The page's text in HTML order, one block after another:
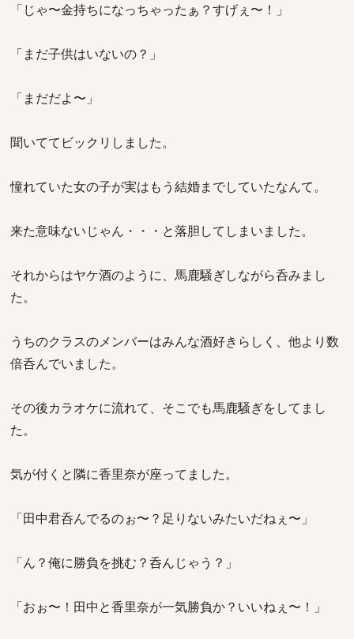
「じゃ〜金持ちになっちゃったぁ？すげぇ〜！」
「まだ子供はいないの？」
「まだだよ〜」
聞いててビックリしました。
憧れていた女の子が実はもう結婚までしていたなんて。
来た意味ないじゃん・・・と落胆してしまいました。
それからはヤケ酒のように、馬鹿騒ぎしながら呑みまし
た。
うちのクラスのメンバーはみんな酒好きらしく、他より数
倍呑んでいました。
その後カラオケに流れて、そこでも馬鹿騒ぎをしてまし
た。
気が付くと隣に香里奈が座ってました。
「田中君呑んでるのぉ〜？足りないみたいだねぇ〜」
「ん？俺に勝負を挑む？呑んじゃう？」
「おぉ〜！田中と香里奈が一気勝負か？いいねぇ〜！」